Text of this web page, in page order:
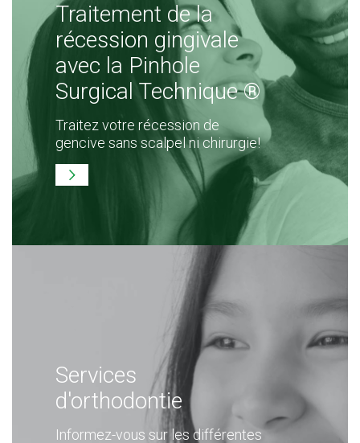
Traitement de la
récession gingivale
avec la Pinhole
Surgical Technique ®
Traitez votre récession de
gencive sans scalpel ni chirurgie!
Services
d'orthodontie
Informez-vous sur les différentes